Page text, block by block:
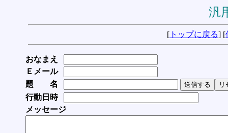
汎
[ トップに戻る] [
おなまえ
Ｅメール
題 名
行動日時
メッセージ